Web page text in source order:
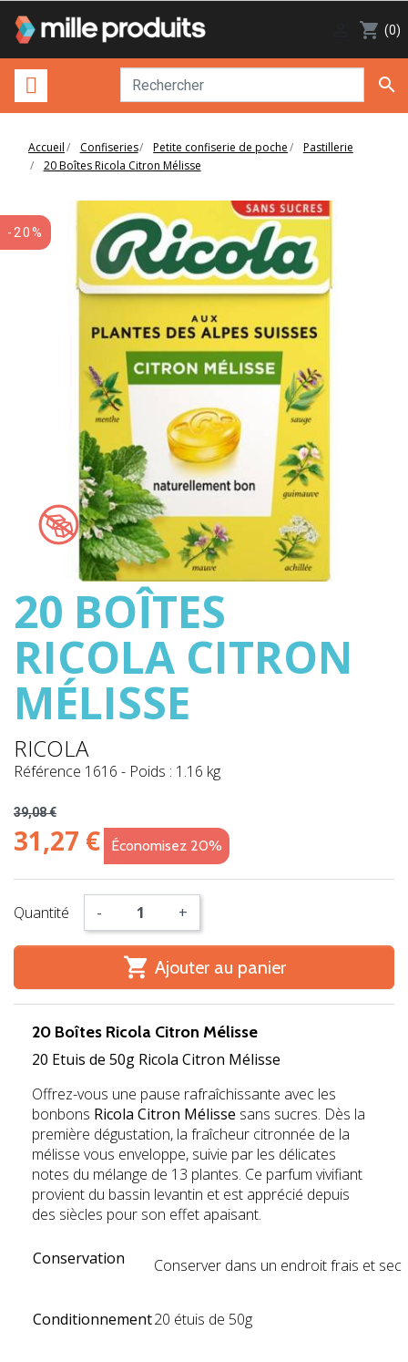
shopping_cart (0)

Accueil Confiseries Petite confiserie de poche
Pastillerie
20 Boîtes Ricola Citron Mélisse
-20%
20 BOÎTES
RICOLA CITRON
MÉLISSE
RICOLA
Référence 1616 - Poids : 1.16 kg
39,08 €
31,27 € Économisez 20%
Quantité - +
 Ajouter au panier
20 Boîtes Ricola Citron Mélisse
20 Etuis de 50g Ricola Citron Mélisse
Offrez-vous une pause rafraîchissante avec les
bonbons Ricola Citron Mélisse sans sucres. Dès la
première dégustation, la fraîcheur citronnée de la
mélisse vous enveloppe, suivie par les délicates
notes du mélange de 13 plantes. Ce parfum vivifiant
provient du bassin levantin et est apprécié depuis
des siècles pour son effet apaisant.
Conservation Conserver dans un endroit frais et sec
Conditionnement20 étuis de 50g